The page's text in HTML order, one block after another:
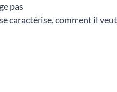
pas
caractérise, comment il veut